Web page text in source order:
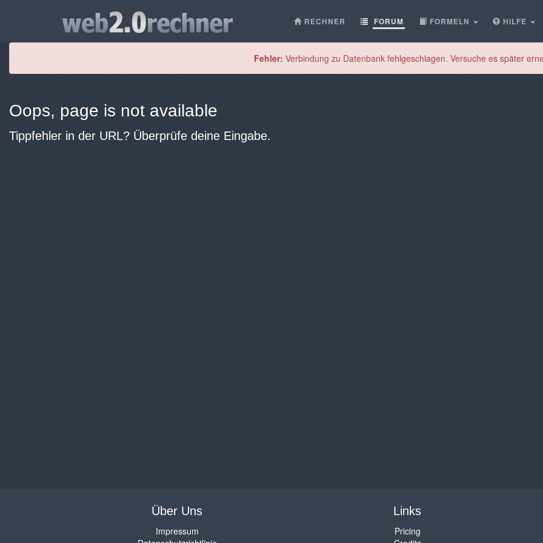
RECHNER FORUM FORMELN HILFE
Fehler: Verbindung zu Datenbank fehlgeschlagen. Versuche es später
Oops, page is not available
Tippfehler in der URL? Überprüfe deine Eingabe.
Über Uns
Impressum
Links
Pricing